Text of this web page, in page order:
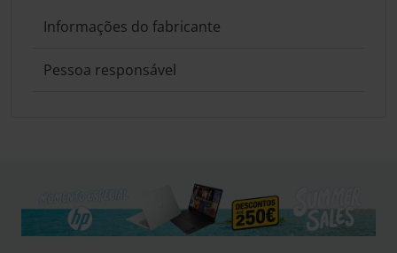
Informações do fabricante
Pessoa responsável